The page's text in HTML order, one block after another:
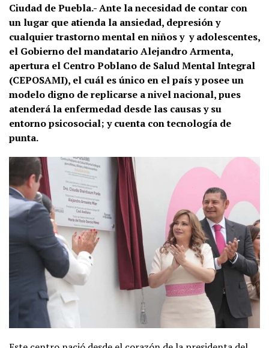
Ciudad de Puebla.- Ante la necesidad de contar con
un lugar que atienda la ansiedad, depresión y
cualquier trastorno mental en niños y y adolescentes,
el Gobierno del mandatario Alejandro Armenta,
apertura el Centro Poblano de Salud Mental Integral
(CEPOSAMI), el cuál es único en el país y posee un
modelo digno de replicarse a nivel nacional, pues
atenderá la enfermedad desde las causas y su
entorno psicosocial; y cuenta con tecnología de
punta.